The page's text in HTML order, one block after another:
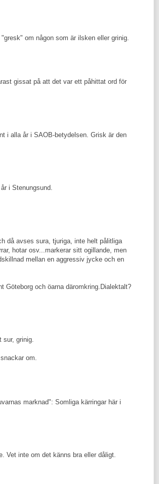
om någon som är ilsken eller grinig.
gissat på att det var ett påhittat ord för
i alla år i SAOB-betydelsen. Grisk är den
i Stenungsund.
då avses sura, tjuriga, inte helt pålitliga
hotar osv...markerar sitt ogillande, men
mellan en aggressiv jycke och en
Göteborg och öarna däromkring.Dialektalt?
sur, grinig.
om.
marknad": Somliga kärringar här i
Vet inte om det känns bra eller dåligt.